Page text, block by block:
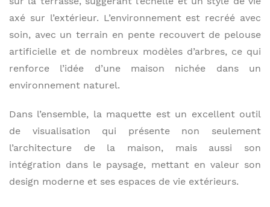
axé sur l’extérieur. L’environnement est recréé avec
soin, avec un terrain en pente recouvert de pelouse
artificielle et de nombreux modèles d’arbres, ce qui
renforce l’idée d’une maison nichée dans un
environnement naturel.
Dans l’ensemble, la maquette est un excellent outil
de visualisation qui présente non seulement
l’architecture de la maison, mais aussi son
intégration dans le paysage, mettant en valeur son
design moderne et ses espaces de vie extérieurs.